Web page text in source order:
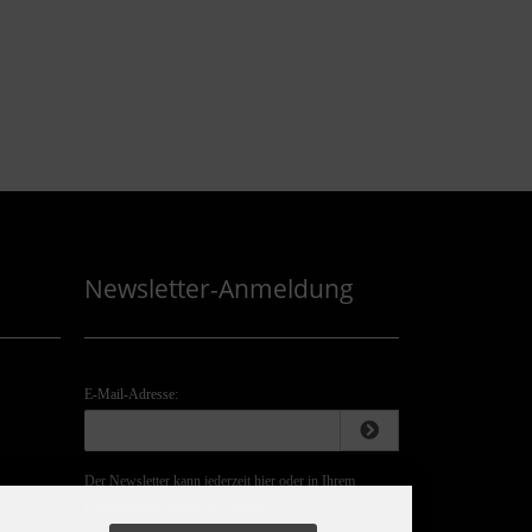
Newsletter-Anmeldung
E-Mail-Adresse:
Der Newsletter kann jederzeit hier oder in Ihrem